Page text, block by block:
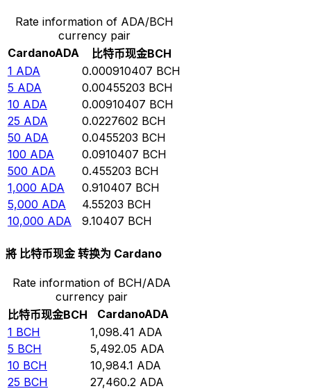
Rate information of ADA/BCH
currency pair
CardanoADA 比特币现金BCH
1 ADA 0.000910407 BCH
5 ADA 0.00455203 BCH
10 ADA 0.00910407 BCH
25 ADA 0.0227602 BCH
50 ADA 0.0455203 BCH
100 ADA 0.0910407 BCH
500 ADA 0.455203 BCH
1,000 ADA 0.910407 BCH
5,000 ADA 4.55203 BCH
10,000 ADA 9.10407 BCH
將 比特币现金 转换为 Cardano
Rate information of BCH/ADA
currency pair
比特币现金BCH CardanoADA
1 BCH 1,098.41 ADA
5 BCH 5,492.05 ADA
10 BCH 10,984.1 ADA
25 BCH 27,460.2 ADA